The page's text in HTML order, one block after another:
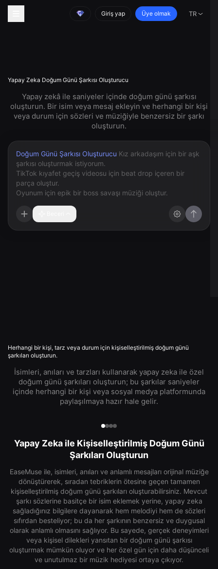
Giriş yap Üye olmak TR
Yapay Zeka Doğum Günü Şarkısı Oluşturucu
Yapay zekâ ile saniyeler içinde doğum günü şarkısı
oluşturun. Bir isim veya mesaj ekleyin ve herhangi bir kişi
veya durum için sözleri ve müziğiyle benzersiz bir şarkı
oluşturun.
Doğum Günü Şarkısı Oluşturucu
Herhangi bir kişi, tarz veya durum için kişiselleştirilmiş doğum günü
şarkıları oluşturun.
İsimleri, anıları ve tarzları kullanarak yapay zeka ile özel
doğum günü şarkıları oluşturun; bu şarkılar saniyeler
içinde herhangi bir kişi veya sosyal medya platformunda
paylaşılmaya hazır hale gelir.
Yapay Zeka ile Kişiselleştirilmiş Doğum Günü
Şarkıları Oluşturun
EaseMuse ile, isimleri, anıları ve anlamlı mesajları orijinal müziğe
dönüştürerek, sıradan tebriklerin ötesine geçen tamamen
kişiselleştirilmiş doğum günü şarkıları oluşturabilirsiniz. Mevcut
şarkı sözlerine basitçe bir isim eklemek yerine, yapay zeka
sağladığınız bilgilere dayanarak hem melodiyi hem de sözleri
sıfırdan besteliyor; bu da her şarkının benzersiz ve duygusal
olarak anlamlı olmasını sağlıyor. Bu sayede, gerçek deneyimleri
veya kişisel dilekleri yansıtan bir doğum günü şarkısı
oluşturmak mümkün oluyor ve her özel gün için daha düşünceli
ve unutulmaz bir müzik hediyesi ortaya çıkıyor.